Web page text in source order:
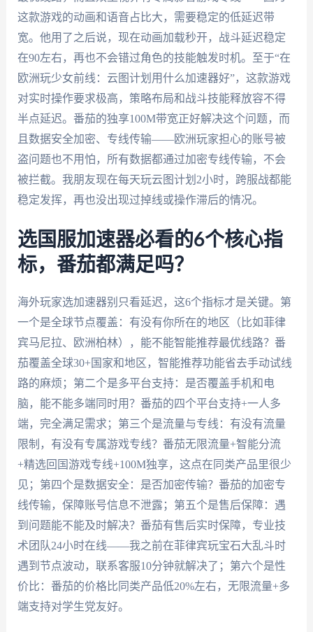
这款游戏的动画和语音占比大，需要稳定的低延迟带
宽。他用了之后说，现在动画加载秒开，战斗延迟稳定
在90左右，再也不会错过角色的技能触发时机。至于“在
欧洲玩少女前线：云图计划用什么加速器好”，这款游戏
对实时操作要求极高，策略布局和战斗技能释放容不得
半点延迟。番茄的独享100M带宽正好解决这个问题，而
且数据安全加密、专线传输——欧洲玩家担心的账号被
盗问题也不用怕，所有数据都通过加密专线传输，不会
被拦截。我朋友现在每天玩云图计划2小时，跨服战都能
稳定发挥，再也没出现过掉线或操作滞后的情况。
选国服加速器必看的6个核心指
标，番茄都满足吗？
海外玩家选加速器别只看延迟，这6个指标才是关键。第
一个是全球节点覆盖：有没有你所在的地区（比如菲律
宾马尼拉、欧洲柏林），能不能智能推荐最优线路？番
茄覆盖全球30+国家和地区，智能推荐功能省去手动试线
路的麻烦；第二个是多平台支持：是否覆盖手机和电
脑，能不能多端同时用？番茄的四个平台支持+一人多
端，完全满足需求；第三个是流量与专线：有没有流量
限制，有没有专属游戏专线？番茄无限流量+智能分流
+精选回国游戏专线+100M独享，这点在同类产品里很少
见；第四个是数据安全：是否加密传输？番茄的加密专
线传输，保障账号信息不泄露；第五个是售后保障：遇
到问题能不能及时解决？番茄有售后实时保障，专业技
术团队24小时在线——我之前在菲律宾玩宝石大乱斗时
遇到节点波动，联系客服10分钟就解决了；第六个是性
价比：番茄的价格比同类产品低20%左右，无限流量+多
端支持对学生党友好。